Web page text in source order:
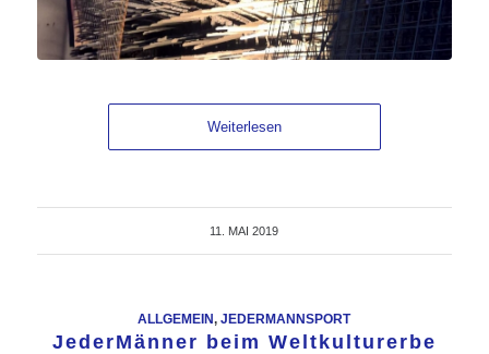
Weiterlesen
11. MAI 2019
ALLGEMEIN,JEDERMANNSPORT
JederMänner beim Weltkulturerbe